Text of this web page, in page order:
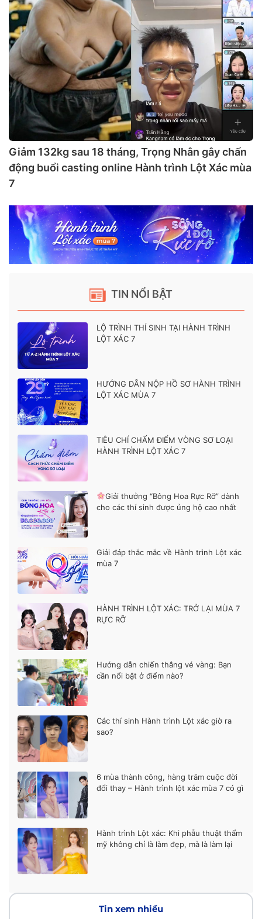
TIN NỔI BẬT
LỘ TRÌNH THÍ SINH TẠI HÀNH TRÌNH
LỘT XÁC 7
HƯỚNG DẪN NỘP HỒ SƠ HÀNH TRÌNH
LỘT XÁC MÙA 7
TIÊU CHÍ CHẤM ĐIỂM VÒNG SƠ LOẠI
HÀNH TRÌNH LỘT XÁC 7
Giải thưởng “Bông Hoa Rực Rỡ” dành
cho các thí sinh được ủng hộ cao nhất
Giải đáp thắc mắc về Hành trình Lột xác
mùa 7
HÀNH TRÌNH LỘT XÁC: TRỞ LẠI MÙA 7
RỰC RỠ
Hướng dẫn chiến thắng vé vàng: Bạn
cần nổi bật ở điểm nào?
Các thí sinh Hành trình Lột xác giờ ra
sao?
6 mùa thành công, hàng trăm cuộc đời
đổi thay – Hành trình lột xác mùa 7 có gì
Hành trình Lột xác: Khi phẫu thuật thẩm
mỹ không chỉ là làm đẹp, mà là làm lại
Tin xem nhiều
Giảm 132kg sau 18 tháng, Trọng Nhân gây chấn
động buổi casting online Hành trình Lột Xác mùa
7